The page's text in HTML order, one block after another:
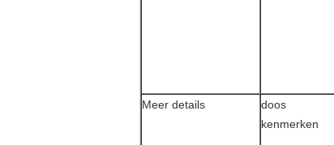
Meer details
doos
kenmerken